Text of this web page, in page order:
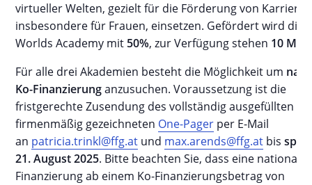
virtueller Welten, gezielt für die Förderung von
insbesondere für Frauen, einsetzen. Gefördert wird die
Worlds Academy mit 50%, zur Verfügung stehen 10
Für alle drei Akademien besteht die Möglichkeit um
Ko-Finanzierunganzusuchen. Voraussetzung ist die
fristgerechte Zusendung des vollständig ausgefüllten
firmenmäßig gezeichneten One-Pager per E-Mail
an patricia.trinkl@ffg.at und max.arends@ffg.at bis
21. August 2025. Bitte beachten Sie, dass eine nationale
Finanzierung ab einem Ko-Finanzierungsbetrag von